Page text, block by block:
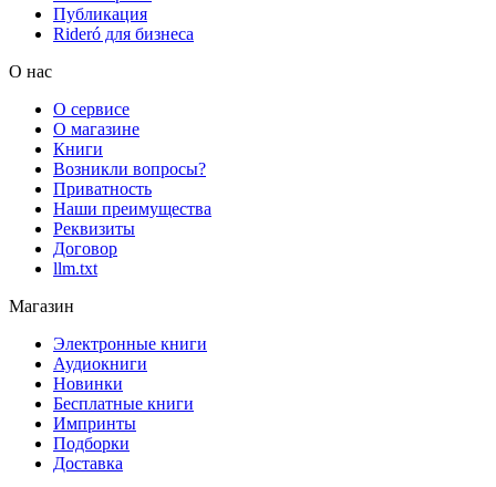
Публикация
Rideró для бизнеса
О нас
О сервисе
О магазине
Книги
Возникли вопросы?
Приватность
Наши преимущества
Реквизиты
Договор
llm.txt
Магазин
Электронные книги
Аудиокниги
Новинки
Бесплатные книги
Импринты
Подборки
Доставка